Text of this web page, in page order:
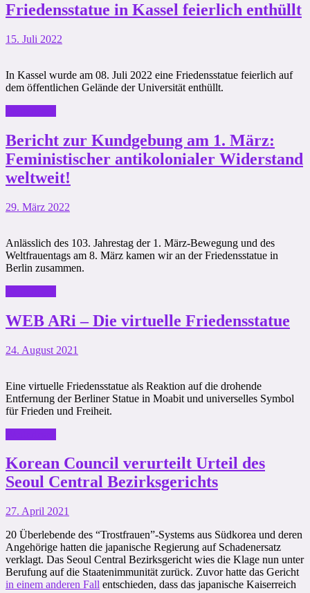
Friedensstatue in Kassel feierlich enthüllt
15. Juli 2022
In Kassel wurde am 08. Juli 2022 eine Friedensstatue feierlich auf
dem öffentlichen Gelände der Universität enthüllt.
Bericht zur Kundgebung am 1. März:
Feministischer antikolonialer Widerstand
weltweit!
29. März 2022
Anlässlich des 103. Jahrestag der 1. März-Bewegung und des
Weltfrauentags am 8. März kamen wir an der Friedensstatue in
Berlin zusammen.
WEB ARi – Die virtuelle Friedensstatue
24. August 2021
Eine virtuelle Friedensstatue als Reaktion auf die drohende
Entfernung der Berliner Statue in Moabit und universelles Symbol
für Frieden und Freiheit.
Korean Council verurteilt Urteil des
Seoul Central Bezirksgerichts
27. April 2021
20 Überlebende des “Trostfrauen”-Systems aus Südkorea und deren
Angehörige hatten die japanische Regierung auf Schadenersatz
verklagt. Das Seoul Central Bezirksgericht wies die Klage nun unter
Berufung auf die Staatenimmunität zurück. Zuvor hatte das Gericht
in einem anderen Fall entschieden, dass das japanische Kaiserreich